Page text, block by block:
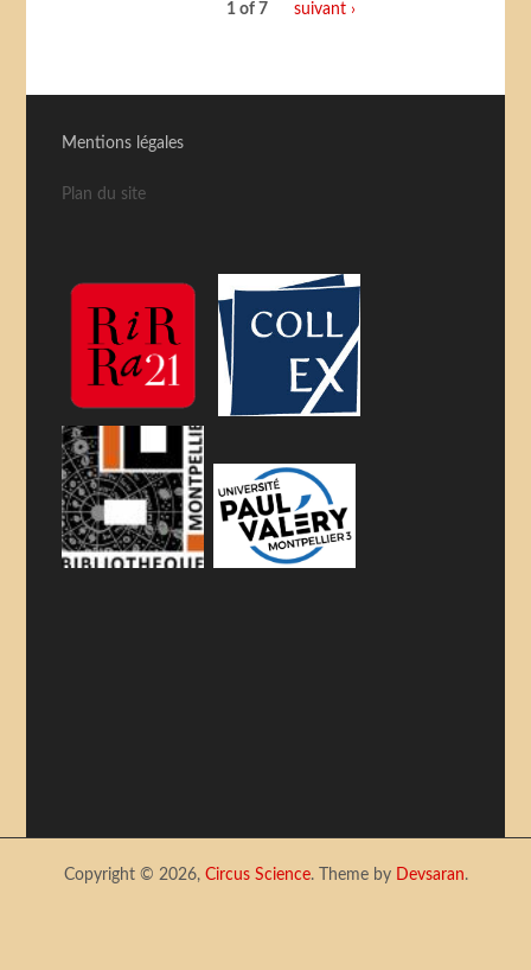
1 of 7
suivant ›
Mentions légales
Plan du site
Copyright © 2026, Circus Science. Theme by Devsaran.